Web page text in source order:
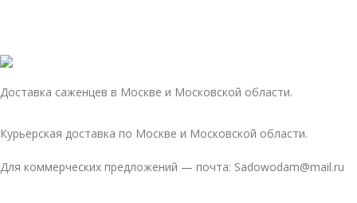
Доставка саженцев в Москве и Московской области.
Курьерская доставка по Москве и Московской области.
Для коммерческих предложений — почта: Sadowodam@mail.ru